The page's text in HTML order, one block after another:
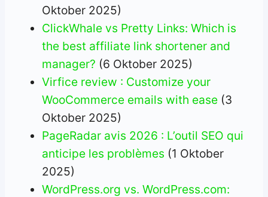
Oktober 2025)
ClickWhale vs Pretty Links: Which is
the best affiliate link shortener and
manager? (6 Oktober 2025)
Virfice review : Customize your
WooCommerce emails with ease (3
Oktober 2025)
PageRadar avis 2026 : L’outil SEO qui
anticipe les problèmes (1 Oktober
2025)
WordPress.org vs. WordPress.com: